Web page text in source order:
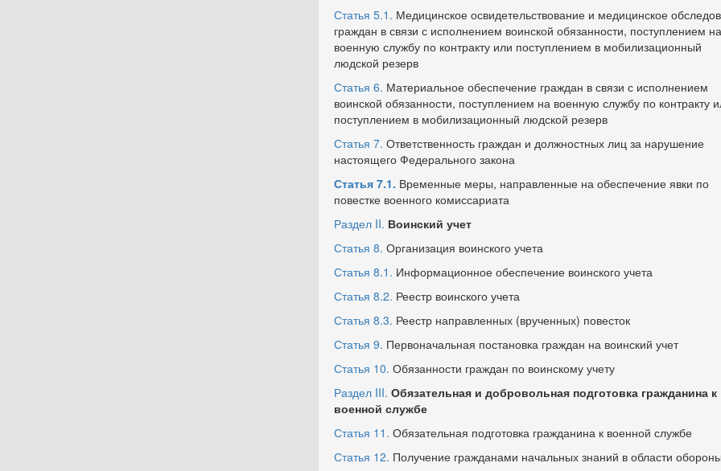
Статья 5.1. Медицинское освидетельствование и медицинское
граждан в связи с исполнением воинской обязанности, поступлением на
военную службу по контракту или поступлением в мобилизационный
людской резерв
Статья 6. Материальное обеспечение граждан в связи с исполнением
воинской обязанности, поступлением на военную службу по контракту
поступлением в мобилизационный людской резерв
Статья 7. Ответственность граждан и должностных лиц за нарушение
настоящего Федерального закона
Статья 7.1. Временные меры, направленные на обеспечение явки по
повестке военного комиссариата
Раздел II. Воинский учет
Статья 8. Организация воинского учета
Статья 8.1. Информационное обеспечение воинского учета
Статья 8.2. Реестр воинского учета
Статья 8.3. Реестр направленных (врученных) повесток
Статья 9. Первоначальная постановка граждан на воинский учет
Статья 10. Обязанности граждан по воинскому учету
Раздел III. Обязательная и добровольная подготовка гражданина к
военной службе
Статья 11. Обязательная подготовка гражданина к военной службе
Статья 12. Получение гражданами начальных знаний в области